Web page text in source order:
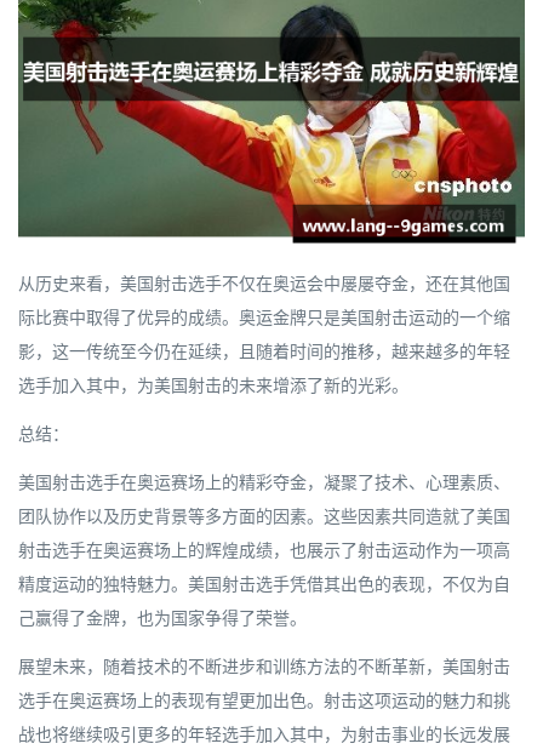
从历史来看，美国射击选手不仅在奥运会中屡屡夺金，还在其他国
际比赛中取得了优异的成绩。奥运金牌只是美国射击运动的一个缩
影，这一传统至今仍在延续，且随着时间的推移，越来越多的年轻
选手加入其中，为美国射击的未来增添了新的光彩。
总结：
美国射击选手在奥运赛场上的精彩夺金，凝聚了技术、心理素质、
团队协作以及历史背景等多方面的因素。这些因素共同造就了美国
射击选手在奥运赛场上的辉煌成绩，也展示了射击运动作为一项高
精度运动的独特魅力。美国射击选手凭借其出色的表现，不仅为自
己赢得了金牌，也为国家争得了荣誉。
展望未来，随着技术的不断进步和训练方法的不断革新，美国射击
选手在奥运赛场上的表现有望更加出色。射击这项运动的魅力和挑
战也将继续吸引更多的年轻选手加入其中，为射击事业的长远发展